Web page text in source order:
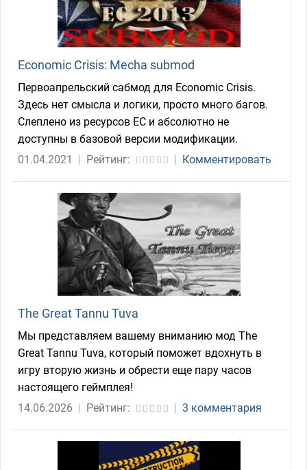
Economic Crisis: Mecha submod
Первоапрельский сабмод для Economic Crisis.
Здесь нет смысла и логики, просто много багов.
Слеплено из ресурсов ЕС и абсолютно не
доступны в базовой версии модификации.
01.04.2021
| Рейтинг: | Комментировать
The Great Tannu Tuva
Мы представляем вашему вниманию мод The
Great Tannu Tuva, который поможет вдохнуть в
игру вторую жизнь и обрести еще пару часов
настоящего геймплея!
14.06.2026 | Рейтинг: | 3 комментария